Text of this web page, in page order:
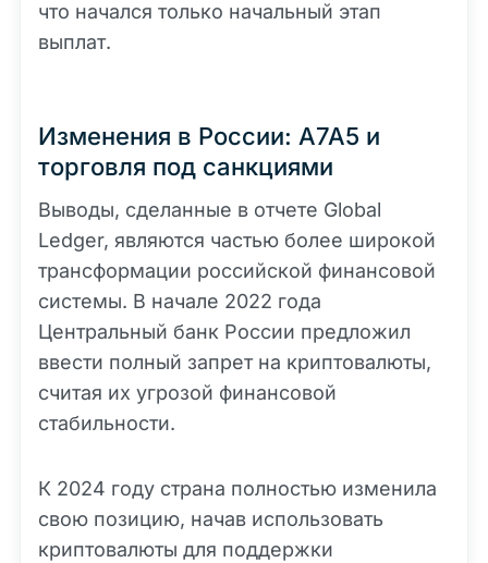
что начался только начальный этап
выплат.
Изменения в России: A7A5 и
торговля под санкциями
Выводы, сделанные в отчете Global
Ledger, являются частью более широкой
трансформации российской финансовой
системы. В начале 2022 года
Центральный банк России предложил
ввести полный запрет на криптовалюты,
считая их угрозой финансовой
стабильности.
К 2024 году страна полностью изменила
свою позицию, начав использовать
криптовалюты для поддержки